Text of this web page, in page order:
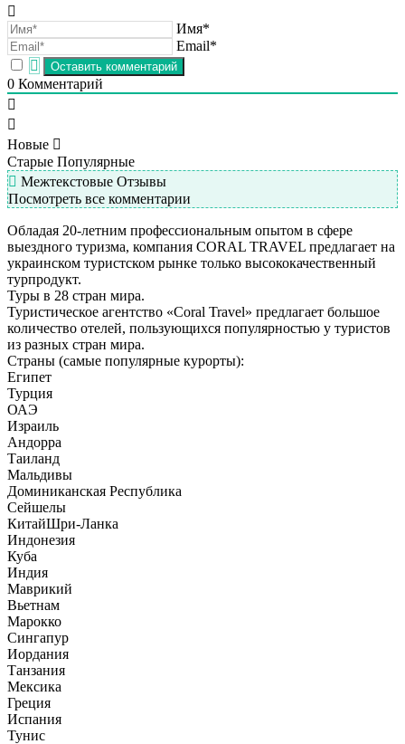
Имя*
Email*
0 Комментарий
Новые
Старые Популярные
Межтекстовые Отзывы
Посмотреть все комментарии
Обладая 20-летним профессиональным опытом в сфере
выездного туризма, компания CORAL TRAVEL предлагает на
украинском туристском рынке только высококачественный
турпродукт.
Туры в 28 стран мира.
Туристическое агентство «Coral Travel» предлагает большое
количество отелей, пользующихся популярностью у туристов
из разных стран мира.
Страны (самые популярные курорты):
Египет
Турция
ОАЭ
Израиль
Андорра
Таиланд
Мальдивы
Доминиканская Республика
Сейшелы
КитайШри-Ланка
Индонезия
Куба
Индия
Маврикий
Вьетнам
Марокко
Сингапур
Иордания
Танзания
Мексика
Греция
Испания
Тунис